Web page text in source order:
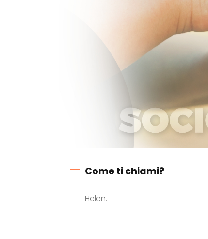
Come ti chiami?
Helen.